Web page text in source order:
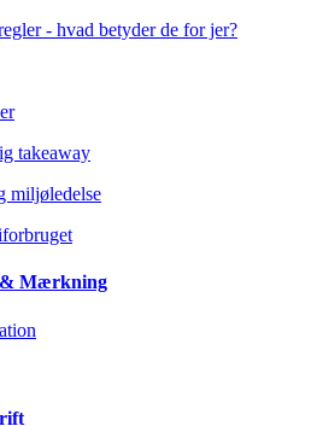
- hvad betyder de for jer?
takeaway
miljøledelse
& Mærkning